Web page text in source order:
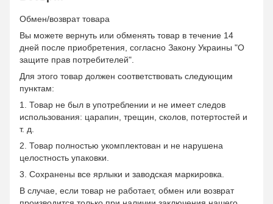
Обмен/возврат товара
Вы можете вернуть или обменять товар в течение 14
дней после приобретения, согласно Закону Украины "О
защите прав потребителей".
Для этого товар должен соответствовать следующим
пунктам:
1. Товар не был в употреблении и не имеет следов
использования: царапин, трещин, сколов, потертостей и
т. д.
2. Товар полностью укомплектован и не нарушена
целостность упаковки.
3. Сохранены все ярлыки и заводская маркировка.
В случае, если товар не работает, обмен или возврат